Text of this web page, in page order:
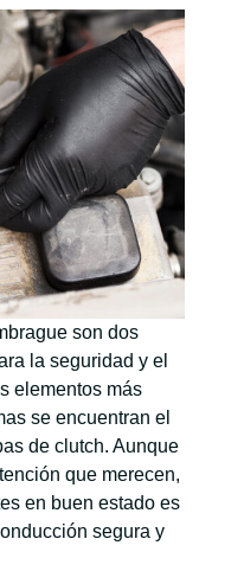
son dos
la seguridad y el
elementos más
se encuentran el
de clutch. Aunque
que merecen,
en buen estado es
segura y